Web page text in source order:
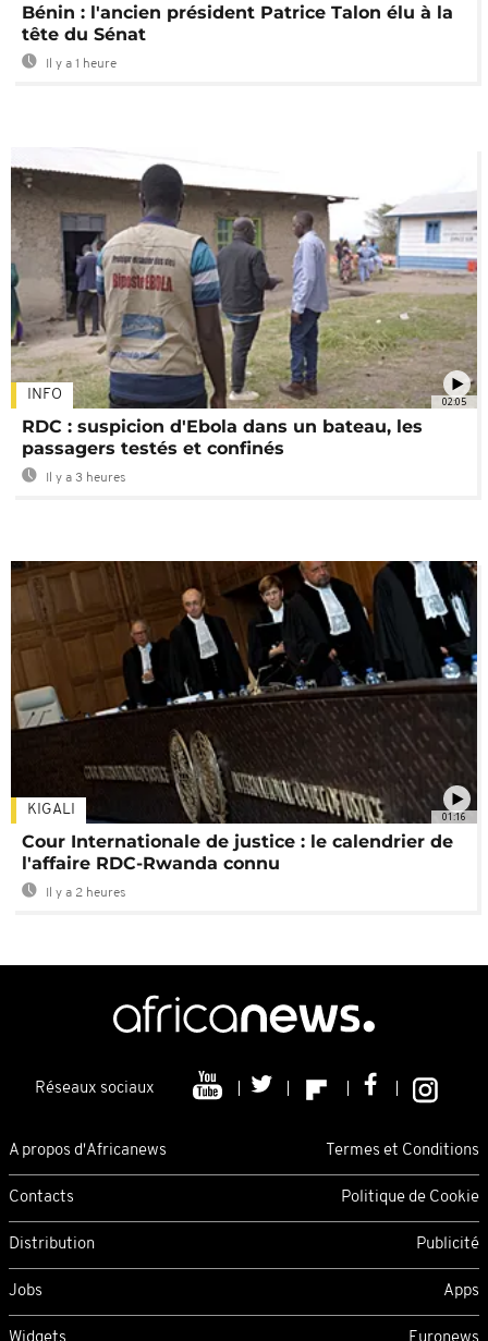
Bénin : l'ancien président Patrice Talon élu à la
tête du Sénat
Il y a 1 heure
02:05
INFO
RDC : suspicion d'Ebola dans un bateau, les
passagers testés et confinés
Il y a 3 heures
01:16
KIGALI
Cour Internationale de justice : le calendrier de
l'affaire RDC-Rwanda connu
Il y a 2 heures
Réseaux sociaux
A propos d'Africanews Termes et Conditions
Contacts Politique de Cookie
Distribution Publicité
Jobs Apps